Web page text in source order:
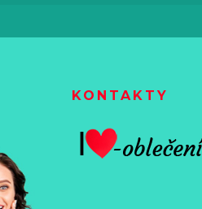
KONTAKTY